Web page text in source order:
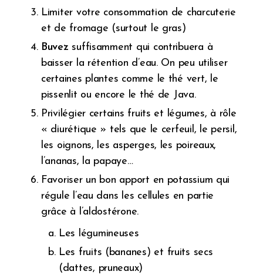
Limiter votre consommation de charcuterie
et de fromage (surtout le gras)
Buvez suffisamment qui contribuera à
baisser la rétention d’eau. On peu utiliser
certaines plantes comme le thé vert, le
pissenlit ou encore le thé de Java.
Privilégier certains fruits et légumes, à rôle
« diurétique » tels que le cerfeuil, le persil,
les oignons, les asperges, les poireaux,
l’ananas, la papaye…
Favoriser un bon apport en potassium qui
régule l’eau dans les cellules en partie
grâce à l’aldostérone.
Les légumineuses
Les fruits (bananes) et fruits secs
(dattes, pruneaux)